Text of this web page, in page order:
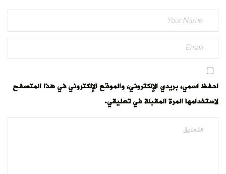
احفظ اسمي، بريدي الإلكتروني، والموقع الإلكتروني في هذا المتصفح
لاستخدامها المرة المقبلة في تعليقي.